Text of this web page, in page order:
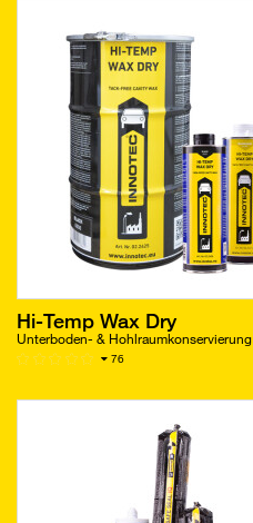
Hi-Temp Wax Dry
Unterboden- & Hohlraumkonservierung
76